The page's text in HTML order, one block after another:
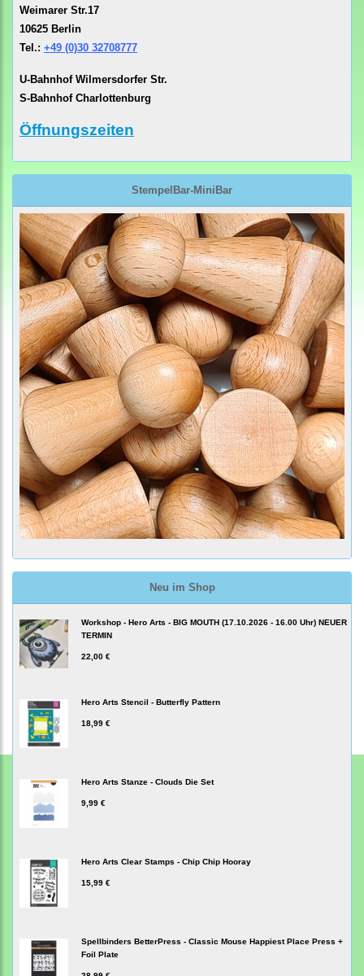
Weimarer Str.17
10625 Berlin
Tel.: +49 (0)30 32708777
U-Bahnhof Wilmersdorfer Str.
S-Bahnhof Charlottenburg
Öffnungszeiten
StempelBar-MiniBar
Neu im Shop
Workshop - Hero Arts - BIG MOUTH (17.10.2026 - 16.00 Uhr) NEUER
TERMIN
22,00 €
Hero Arts Stencil - Butterfly Pattern
18,99 €
Hero Arts Stanze - Clouds Die Set
9,99 €
Hero Arts Clear Stamps - Chip Chip Hooray
15,99 €
Spellbinders BetterPress - Classic Mouse Happiest Place Press +
Foil Plate